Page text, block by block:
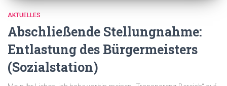
AKTUELLES
Abschließende Stellungnahme:
Entlastung des Bürgermeisters
(Sozialstation)